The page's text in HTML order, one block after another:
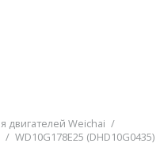
двигателей Weichai /
/ WD10G178E25 (DHD10G0435)